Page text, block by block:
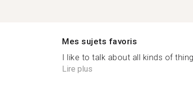
Mes sujets favoris
I like to talk about all kinds of
Lire plus